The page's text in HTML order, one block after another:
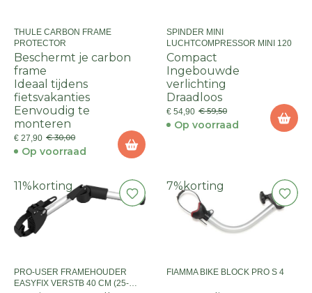
THULE CARBON FRAME
PROTECTOR
Beschermt je carbon
frame
Ideaal tijdens
fietsvakanties
Eenvoudig te
monteren
€ 27,90 € 30,00
Op voorraad
SPINDER MINI
LUCHTCOMPRESSOR MINI 120
Compact
Ingebouwde
verlichting
Draadloos
€ 54,90 € 59,50
Op voorraad
11% korting
PRO-USER FRAMEHOUDER
EASYFIX VERSTB 40 CM (25-
7% korting
FIAMMA BIKE BLOCK PRO S 4